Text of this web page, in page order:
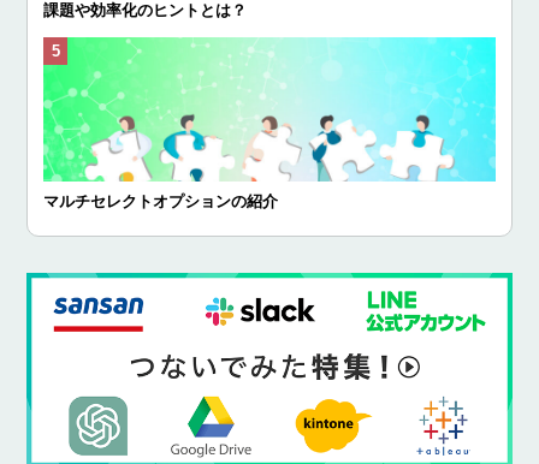
課題や効率化のヒントとは？
マルチセレクトオプションの紹介